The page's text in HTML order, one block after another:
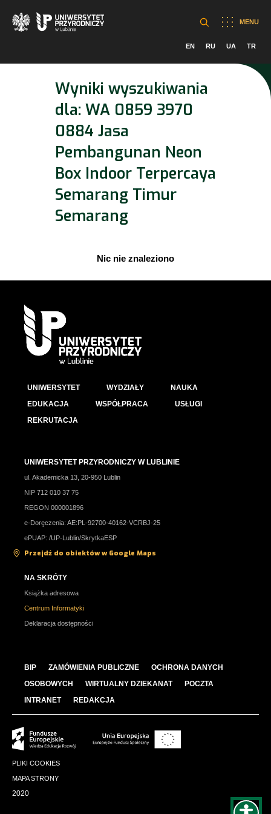
MENU
EN RU UA TR
Wyniki wyszukiwania
dla: WA 0859 3970
0884 Jasa
Pembangunan Neon
Box Indoor Terpercaya
Semarang Timur
Semarang
Nic nie znaleziono
UNIWERSYTET WYDZIAŁY
NAUKA
EDUKACJA
WSPÓŁPRACA
USŁUGI
REKRUTACJA
UNIWERSYTET PRZYRODNICZY W LUBLINIE
ul. Akademicka 13, 20-950 Lublin
NIP 712 010 37 75
REGON 000001896
e-Doręczenia: AE:PL-92700-40162-VCRBJ-25
ePUAP: /UP-Lublin/SkrytkaESP
Przejdź do obiektów w Google Maps
NA SKRÓTY
Książka adresowa
Centrum Informatyki
Deklaracja dostępności
BIP ZAMÓWIENIA PUBLICZNE
OCHRONA DANYCH
OSOBOWYCH
WIRTUALNY DZIEKANAT
POCZTA
INTRANET
REDAKCJA
PLIKI COOKIES
MAPA STRONY
2020